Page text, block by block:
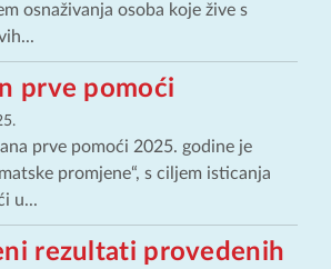
osnaživanja osoba koje žive s
prve pomoći
prve pomoći 2025. godine je
promjene“, s ciljem isticanja
u...
rezultati provedenih